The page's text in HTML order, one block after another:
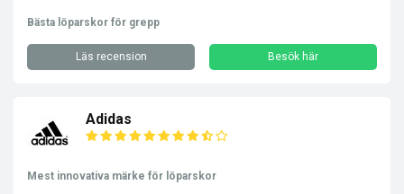
Bästa löparskor för grepp
Läs recension Besök här
Adidas
Mest innovativa märke för löparskor